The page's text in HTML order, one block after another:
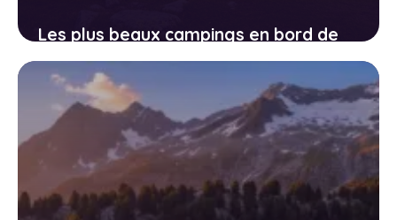
Les plus beaux campings en bord de
lac en France : notre sélection 2026
13 avril 2026